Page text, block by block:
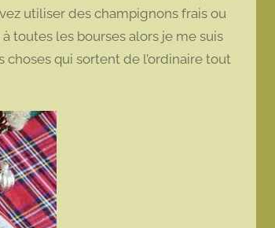
utiliser des champignons frais ou
toutes les bourses alors je me suis
qui sortent de l’ordinaire tout